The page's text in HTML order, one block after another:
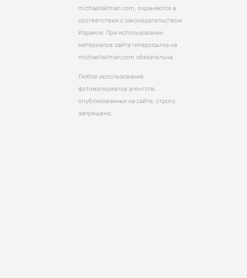
michaellaitman.com, охраняются в
соответствии с законодательством
Израиля. При использовании
материалов сайта гиперссылка на
michaellaitman.com обязательна.
Любое использование
фотоматериалов агентств,
опубликованных на сайте, строго
запрещено.